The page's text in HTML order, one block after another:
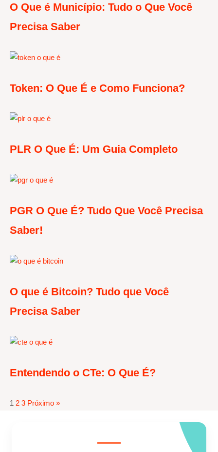
O Que é Município: Tudo o Que Você
Precisa Saber
Token: O Que É e Como Funciona?
PLR O Que É: Um Guia Completo
PGR O Que É? Tudo Que Você Precisa
Saber!
O que é Bitcoin? Tudo que Você
Precisa Saber
Entendendo o CTe: O Que É?
1 2 3 Próximo »